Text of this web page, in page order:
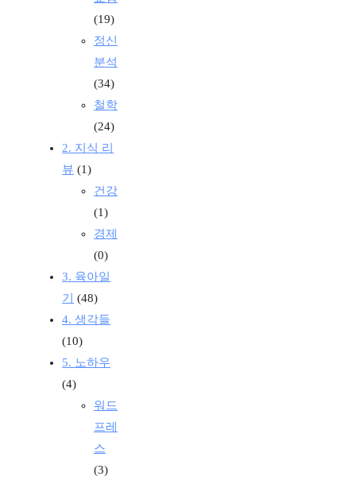
(19)
정신
분석
(34)
철학
(24)
2. 지식 리
뷰 (1)
건강
(1)
경제
(0)
3. 육아일
기
(48)
4. 생각들
(10)
5. 노하우
(4)
워드
프레
스
(3)